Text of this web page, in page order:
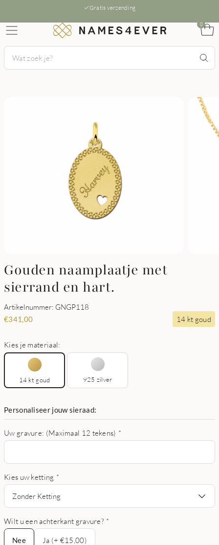
Gratis verzending
0
Gouden naamplaatje met
sierrand en hart.
Artikelnummer: GNGP118
€341,00 14 kt goud
Kies je materiaal:
14 kt goud 925 zilver
Personaliseer jouw sieraad:
Uw gravure: (Maximaal 12 tekens) *
Kies uw ketting *
Zonder Ketting
Wilt u een achterkant gravure? *
Nee
Nee
Ja (+ €15,00)